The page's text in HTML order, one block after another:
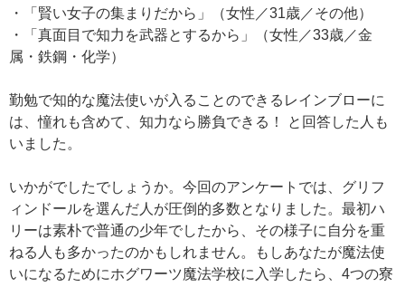
・「賢い女子の集まりだから」（女性／31歳／その他）
・「真面目で知力を武器とするから」（女性／33歳／金
属・鉄鋼・化学）
勤勉で知的な魔法使いが入ることのできるレインブローに
は、憧れも含めて、知力なら勝負できる！ と回答した人も
いました。
いかがでしたでしょうか。今回のアンケートでは、グリフ
ィンドールを選んだ人が圧倒的多数となりました。最初ハ
リーは素朴で普通の少年でしたから、その様子に自分を重
ねる人も多かったのかもしれません。もしあなたが魔法使
いになるためにホグワーツ魔法学校に入学したら、4つの寮